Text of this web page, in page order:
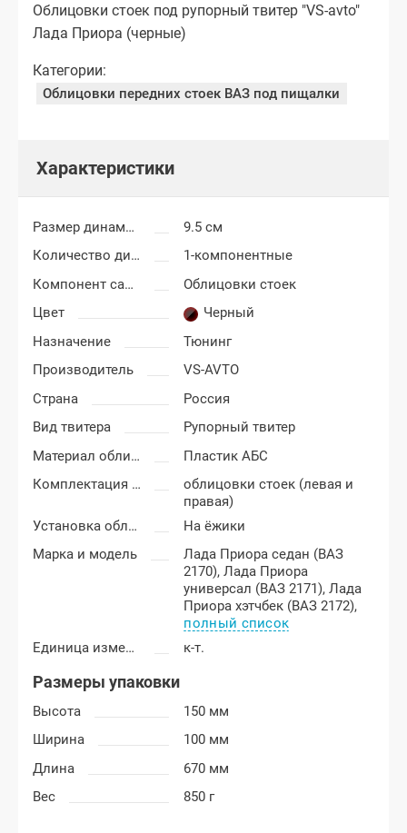
Облицовки стоек под рупорный твитер "VS-avto"
Лада Приора (черные)
Категории:
Облицовки передних стоек ВАЗ под пищалки
Характеристики
Размер динамиков
9.5 см
Количество динамиков
1-компонентные
Компонент салона
Облицовки стоек
Цвет
Черный
Назначение
Тюнинг
Производитель
VS-AVTO
Страна
Россия
Вид твитера
Рупорный твитер
Материал облицовки передних стоек
Пластик АБС
Комплектация облицовок передних стоек
облицовки стоек (левая и
правая)
Установка облицовок
На ёжики
Марка и модель
Лада Приора седан (ВАЗ
2170),Лада Приора
универсал (ВАЗ 2171),Лада
Приора хэтчбек (ВАЗ 2172),
полный список
Единица измерения
к-т.
Размеры упаковки
Высота
150 мм
Ширина
100 мм
Длина
670 мм
Вес
850 г